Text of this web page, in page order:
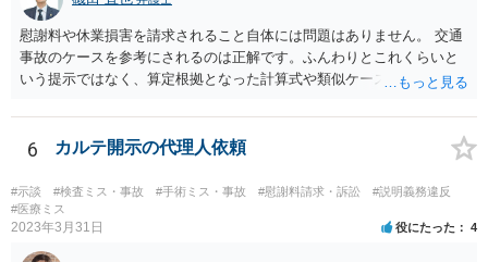
慰謝料や休業損害を請求されること自体には問題はありません。 交通
事故のケースを参考にされるのは正解です。ふんわりとこれくらいと
いう提示ではなく、算定根拠となった計算式や類似ケースでの裁判所
面、針刺し事故については医療者側の故意や過失がないと思われるケ
ースが多く、早期解決のためにある程度の減額等があることはやむを
得ないかとも思います。 病院側の提示があまりにも低額であった場合
などには、弁護士へのご依頼も検討されるべきかと思います。 弁護士
への依頼が必要になる際に備えて、また現時点でのアドバイス等をも
らうために、一度法律事務所にご相談されておいても良いかも知れま
せん。
6 カルテ開示の代理人依頼
#示談 #検査ミス・事故 #手術ミス・事故 #慰謝料請求・訴訟
#説明義務違反
#医療ミス
2023年3月31日 役にたった 4